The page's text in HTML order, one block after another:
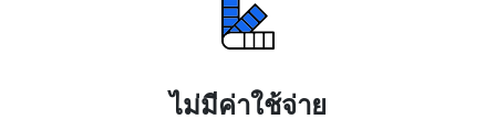
ไม่มีค่าใช้จ่าย